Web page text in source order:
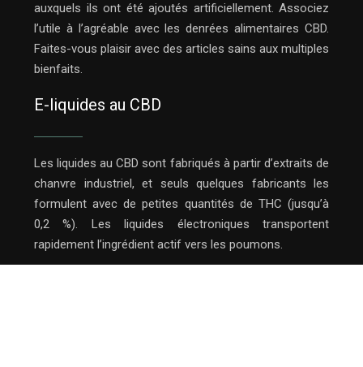
auxquels ils ont été ajoutés artificiellement. Associez
l’utile à l’agréable avec les denrées alimentaires CBD.
Faites-vous plaisir avec des articles sains aux multiples
bienfaits.
E-liquides au CBD
Les liquides au CBD sont fabriqués à partir d’extraits de
chanvre industriel, et seuls quelques fabricants les
formulent avec de petites quantités de THC (jusqu’à
0,2 %). Les liquides électroniques transportent
rapidement l’ingrédient actif vers les poumons.